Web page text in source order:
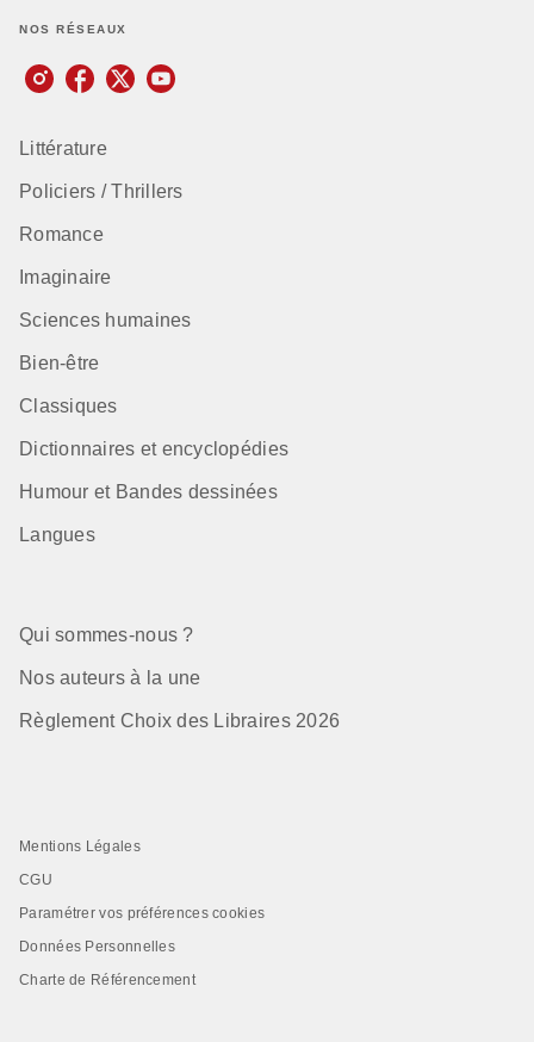
NOS RÉSEAUX
Littérature
Policiers / Thrillers
Romance
Imaginaire
Sciences humaines
Bien-être
Classiques
Dictionnaires et encyclopédies
Humour et Bandes dessinées
Langues
Qui sommes-nous ?
Nos auteurs à la une
Règlement Choix des Libraires 2026
Mentions Légales
CGU
Paramétrer vos préférences cookies
Données Personnelles
Charte de Référencement